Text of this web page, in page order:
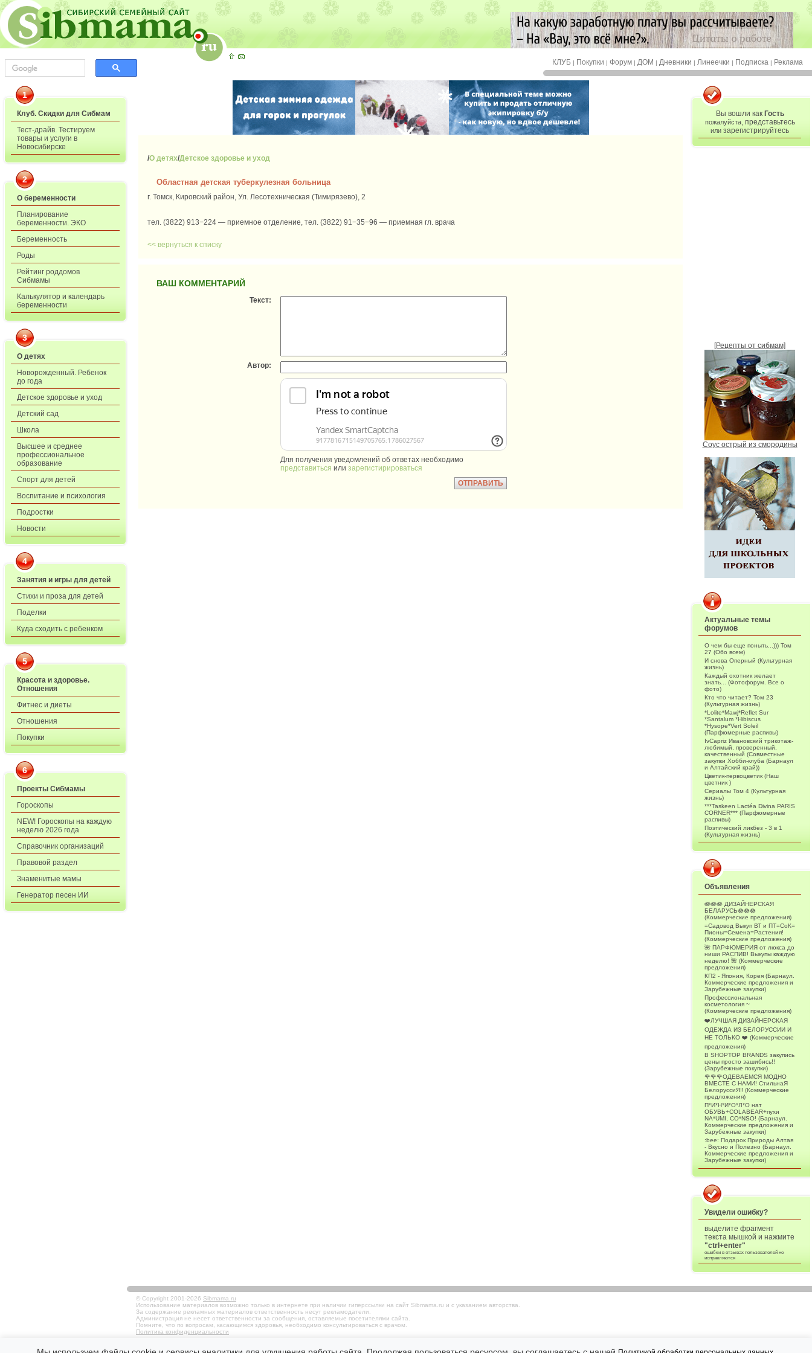
КЛУБ | Покупки | Форум | ДОМ | Дневники | Линеечки | Подписка | Реклама
1
Клуб. Скидки для Сибмам
Тест-драйв. Тестируем
товары и услуги в
Новосибирске
2
О беременности
Планирование
беременности. ЭКО
Беременность
Роды
Рейтинг роддомов
Сибмамы
Калькулятор и календарь
беременности
3
О детях
Новорожденный. Ребенок
до года
Детское здоровье и уход
Детский сад
Школа
Высшее и среднее
профессиональное
образование
Спорт для детей
Воспитание и психология
Подростки
Новости
4
Занятия и игры для детей
Стихи и проза для детей
Поделки
Куда сходить с ребенком
5
Красота и здоровье.
Отношения
Фитнес и диеты
Отношения
Покупки
6
Проекты Сибмамы
Гороскопы
NEW! Гороскопы на каждую
неделю 2026 года
Справочник организаций
Правовой раздел
Знаменитые мамы
Генератор песен ИИ
/О детях/Детское здоровье и уход
Областная детская туберкулезная больница
г. Томск, Кировский район, Ул. Лесотехническая (Тимирязево), 2
тел. (3822) 913−224 — приемное отделение, тел. (3822) 91−35−96 — приемная гл. врача
<< вернуться к списку
ВАШ КОММЕНТАРИЙ
Текст:
Автор:
Для получения уведомлений об ответах необходимо
представиться или зарегистирироваться
Вы вошли как Гость
пожалуйста, представьтесь
или зарегистрируйтесь
[Рецепты от сибмам]
Соус острый из смородины
Актуальные темы
форумов
О чем бы еще поныть...))) Том
27 (Обо всем)
И снова Оперный (Культурная
жизнь)
Каждый охотник желает
знать... (Фотофорум. Все о
фото)
Кто что читает? Том 23
(Культурная жизнь)
*Lolite*Mawj*Reflet Sur
*Santalum *Hibiscus
*Hysope*Vert Soleil
(Парфюмерные распивы)
IvCapriz Ивановский трикотаж-
любимый, проверенный,
качественный (Совместные
закупки Хобби-клуба (Барнаул
и Алтайский край))
Цветик-первоцветик (Наш
цветник )
Сериалы Том 4 (Культурная
жизнь)
***Taskeen Lactéa Divina PARIS
CORNER*** (Парфюмерные
распивы)
Поэтический ликбез - 3 в 1
(Культурная жизнь)
Объявления
🪷🪷🪷 ДИЗАЙНЕРСКАЯ
БЕЛАРУСЬ🪷🪷🪷
(Коммерческие предложения)
=Садовод Выкуп ВТ и ПТ=СоК=
Пионы=Семена=Растения!
(Коммерческие предложения)
🌺 ПАРФЮМЕРИЯ от люкса до
ниши РАСПИВ! Выкупы каждую
неделю! 🌺 (Коммерческие
предложения)
КП2 - Япония, Корея (Барнаул.
Коммерческие предложения и
Зарубежные закупки)
Профессиональная
косметология ~
(Коммерческие предложения)
❤️ЛУЧШАЯ ДИЗАЙНЕРСКАЯ
ОДЕЖДА ИЗ БЕЛОРУССИИ И
НЕ ТОЛЬКО ❤️ (Коммерческие
предложения)
В SHOPTOP BRANDS закупись
цены просто зашибись!!
(Зарубежные покупки)
🌹🌹🌹ОДЕВАЕМСЯ МОДНО
ВМЕСТЕ С НАМИ! СтильнаЯ
БелоруссиЯ‼ (Коммерческие
предложения)
П*И*Н*И*О*Л*О нат
ОБУВЬ+COLABEAR+пухи
NA*UMI, CO*NSO! (Барнаул.
Коммерческие предложения и
Зарубежные закупки)
:bee: Подарок Природы Алтая
- Вкусно и Полезно (Барнаул.
Коммерческие предложения и
Зарубежные закупки)
Увидели ошибку?
выделите фрагмент
текста мышкой и нажмите
"ctrl+enter"
ошибки в отзывах пользователей не
исправляются
© Copyright 2001-2026 Sibmama.ru
Использование материалов возможно только в интернете при наличии гиперссылки на сайт Sibmama.ru и с указанием авторства.
За содержание рекламных материалов ответственность несут рекламодатели.
Администрация не несет ответственности за сообщения, оставляемые посетителями сайта.
Помните, что по вопросам, касающимся здоровья, необходимо консультироваться с врачом.
Политика конфиденциальности